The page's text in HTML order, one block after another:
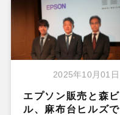
2025年10月01日
エプソン販売と森ビ
ル、麻布台ヒルズで